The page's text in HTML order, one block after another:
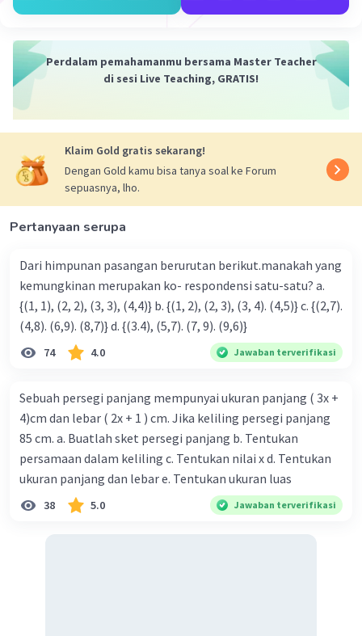
Perdalam pemahamanmu bersama Master Teacher
di sesi Live Teaching, GRATIS!
Klaim Gold gratis sekarang!
Dengan Gold kamu bisa tanya soal ke Forum
sepuasnya, lho.
Pertanyaan serupa
Dari himpunan pasangan berurutan berikut.manakah yang
kemungkinan merupakan ko- respondensi satu-satu? a.
{(1, 1), (2, 2), (3, 3), (4,4)} b. {(1, 2), (2, 3), (3, 4). (4,5)} c. {(2,7).
(4,8). (6,9). (8,7)} d. {(3.4), (5,7). (7, 9). (9,6)}
74 4.0 Jawaban terverifikasi
Sebuah persegi panjang mempunyai ukuran panjang ( 3x +
4)cm dan lebar ( 2x + 1 ) cm. Jika keliling persegi panjang
85 cm. a. Buatlah sket persegi panjang b. Tentukan
persamaan dalam keliling c. Tentukan nilai x d. Tentukan
ukuran panjang dan lebar e. Tentukan ukuran luas
38 5.0 Jawaban terverifikasi